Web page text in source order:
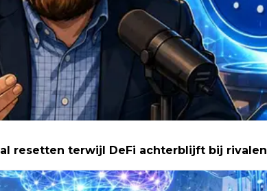
resetten terwijl DeFi achterblijft bij rivalen